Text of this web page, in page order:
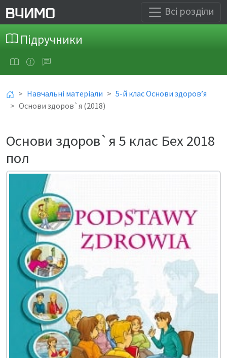
Всі розділи
Підручники
Навчальні матеріали
5-й клас Основи здоров’я
Основи здоров`я (2018)
Основи здоров`я 5 клас Бех 2018
пол